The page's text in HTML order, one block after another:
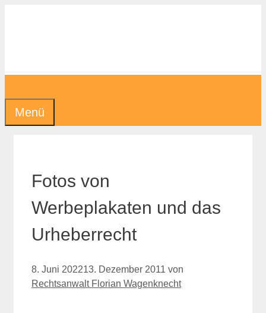
Menü
Fotos von
Werbeplakaten und das
Urheberrecht
8. Juni 202213. Dezember 2011 von
Rechtsanwalt Florian Wagenknecht